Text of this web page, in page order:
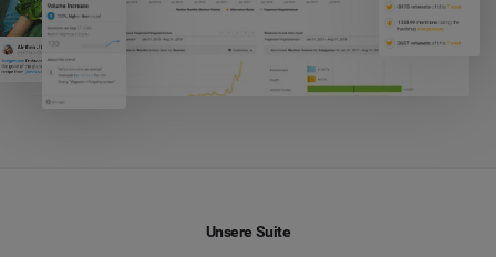
Unsere Suite